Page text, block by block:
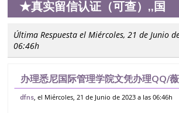
★真实留信认证（可查）,,国
Última Respuesta el Miércoles, 21 de Junio
06:46h
办理悉尼国际管理学院文凭办理QQ/
551190476悉尼国际管理学院毕业证
dfns , el Miércoles, 21 de Junio de 2023 a las 06:46h